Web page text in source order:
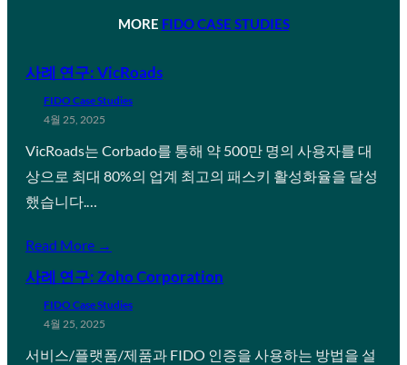
MORE FIDO CASE STUDIES
사례 연구: VicRoads
FIDO Case Studies
4월 25, 2025
VicRoads는 Corbado를 통해 약 500만 명의 사용자를 대
상으로 최대 80%의 업계 최고의 패스키 활성화율을 달성
했습니다.…
Read More →
사례 연구: Zoho Corporation
FIDO Case Studies
4월 25, 2025
서비스/플랫폼/제품과 FIDO 인증을 사용하는 방법을 설